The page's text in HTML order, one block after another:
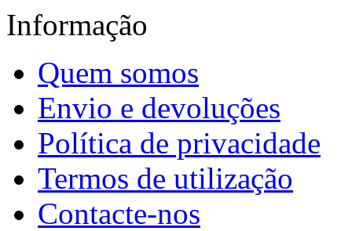
Informação
Quem somos
Envio e devoluções
Política de privacidade
Termos de utilização
Contacte-nos